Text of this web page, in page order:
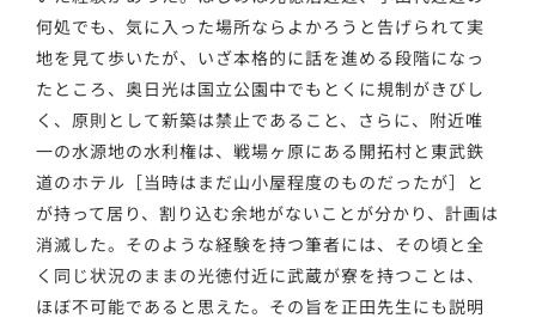
何処でも、気に入った場所ならよかろうと告げられて実
地を見て歩いたが、いざ本格的に話を進める段階になっ
たところ、奥日光は国立公園中でもとくに規制がきびし
く、原則として新築は禁止であること、さらに、附近唯
一の水源地の水利権は、戦場ヶ原にある開拓村と東武鉄
道のホテル［当時はまだ山小屋程度のものだったが］と
が持って居り、割り込む余地がないことが分かり、計画は
消滅した。そのような経験を持つ筆者には、その頃と全
く同じ状況のままの光徳付近に武蔵が寮を持つことは、
ほぼ不可能であると思えた。その旨を正田先生にも説明